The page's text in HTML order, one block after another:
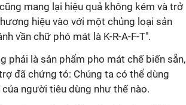
mang lại hiệu quả không kém và trở
hiệu vào với một chủng loại sản
vần chữ phó mát là K-R-A-F-T".
phải là sản phẩm pho mát chế biến sẵn,
đã chứng tỏ: Chúng ta có thể dùng
người tiêu dùng như thế nào.